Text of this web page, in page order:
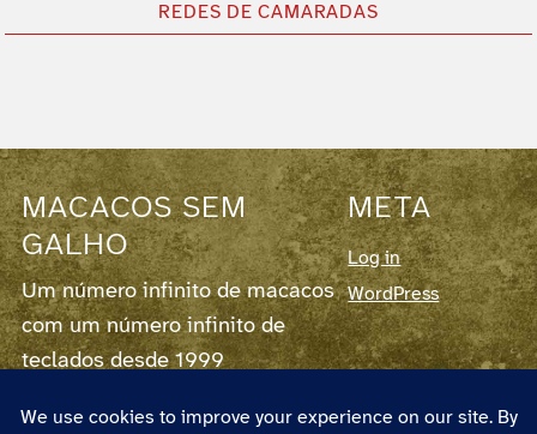
REDES DE CAMARADAS
MACACOS SEM
GALHO
Um número infinito de macacos
com um número infinito de
teclados desde 1999
fornece RSS para os Postse para os
META
Log in
WordPress